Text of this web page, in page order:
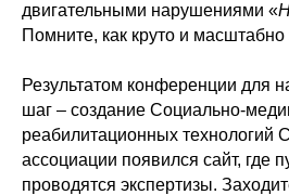
двигательными нарушениями «
Помните, как круто и
Результатом конференции для
шаг – создание Социально-
реабилитационных технологий
ассоциации появился сайт, где
проводятся экспертизы.